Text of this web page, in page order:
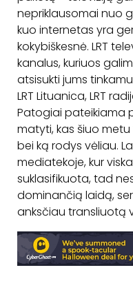
nepriklausomai nuo
kuo internetas yra
kokybiškesnė. LRT
kanalus, kuriuos
atsisukti jums tinkamu
LRT Lituanica, LRT
Patogiai pateikiama
matyti, kas šiuo
bei ką rodys vėliau.
mediatekoje, kur
suklasifikuota, tad
dominančią laidą,
anksčiau transliuotą